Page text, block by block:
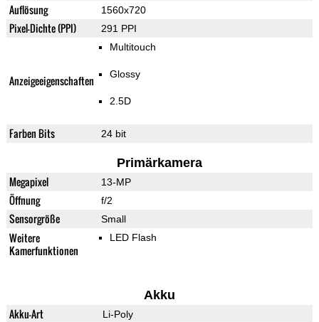
Auflösung 1560x720
Pixel-Dichte (PPI) 291 PPI
Anzeigeeigenschaften
Multitouch
Glossy
2.5D
Farben Bits 24 bit
Primärkamera
Megapixel 13-MP
Öffnung f/2
Sensorgröße Small
Weitere
Kamerfunktionen
LED Flash
Akku
Akku-Art Li-Poly